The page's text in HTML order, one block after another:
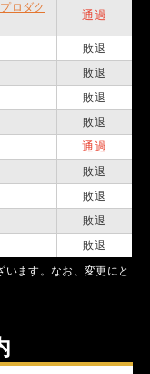
ロダク
通過
敗退
敗退
敗退
敗退
通過
敗退
敗退
敗退
敗退
ます。なお、変更にと